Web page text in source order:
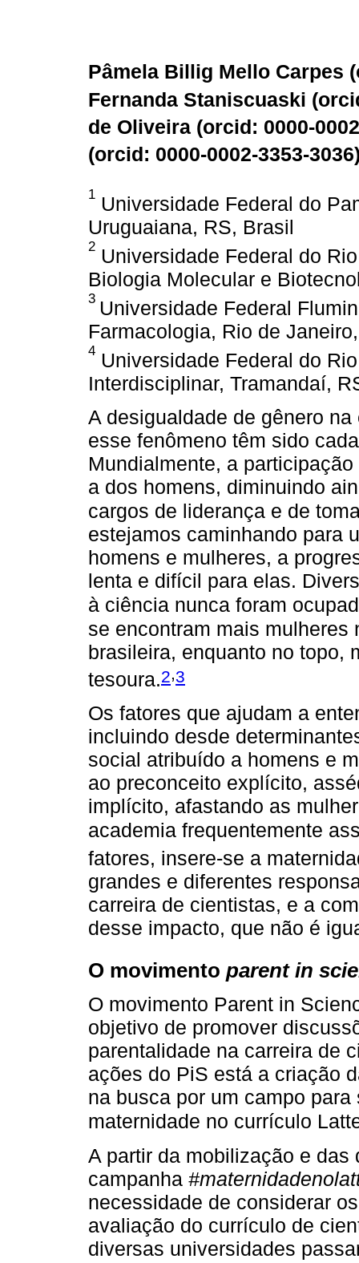
Pâmela Billig Mello Carpes (
Fernanda Staniscuaski (
de Oliveira (orcid: 0000-
(orcid: 0000-0002-3353-3036
1 Universidade Federal do
Uruguaiana, RS, Brasil
2 Universidade Federal do
Biologia Molecular e
3 Universidade Federal
Farmacologia, Rio de
4 Universidade Federal do
Interdisciplinar, Tramandaí,
A desigualdade de gênero
esse fenômeno têm sido
Mundialmente, a
a dos homens, diminuindo
cargos de liderança e de
estejamos caminhando para
homens e mulheres, a
lenta e difícil para elas.
à ciência nunca foram
se encontram mais
brasileira, enquanto no topo,
tesoura.2,3
Os fatores que ajudam a
incluindo desde
social atribuído a homens e
ao preconceito explícito,
implícito, afastando as
academia frequentemente
fatores, insere-se a
grandes e diferentes
carreira de cientistas, e a
desse impacto, que não é
O movimento parent in
O movimento Parent in
objetivo de promover
parentalidade na carreira de
ações do PiS está a criação
na busca por um campo
maternidade no currículo
A partir da mobilização e
campanha
necessidade de considerar
avaliação do currículo de
diversas universidades